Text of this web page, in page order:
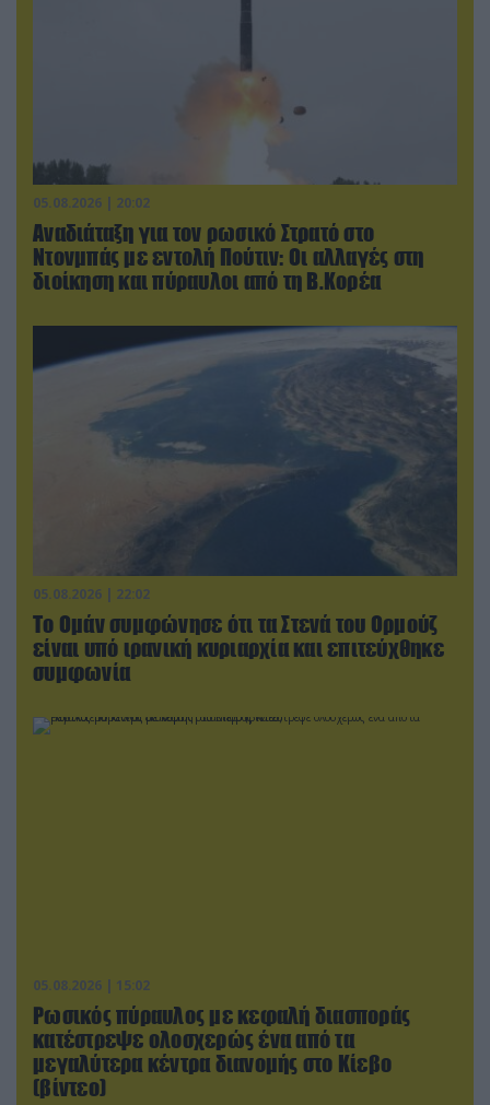
05.08.2026 | 20:02
Αναδιάταξη για τον ρωσικό Στρατό στο
Ντονμπάς με εντολή Πούτιν: Οι αλλαγές στη
διοίκηση και πύραυλοι από τη Β.Κορέα
05.08.2026 | 22:02
Το Ομάν συμφώνησε ότι τα Στενά του Ορμούζ
είναι υπό ιρανική κυριαρχία και επιτεύχθηκε
συμφωνία
05.08.2026 | 15:02
Ρωσικός πύραυλος με κεφαλή διασποράς
κατέστρεψε ολοσχερώς ένα από τα
μεγαλύτερα κέντρα διανομής στο Κίεβο
(βίντεο)